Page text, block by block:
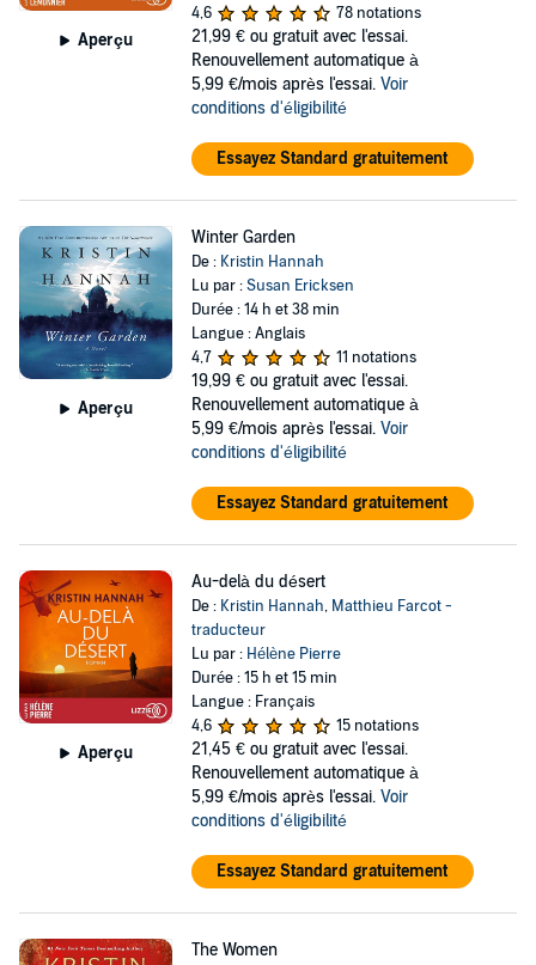
Aperçu
4,6
78 notations
21,99 € ou gratuit avec l'essai.
Renouvellement automatique à
5,99 €/mois après l'essai. Voir
conditions d'éligibilité
Essayez Standard gratuitement
Aperçu
Winter Garden
De : Kristin Hannah
Lu par :Susan Ericksen
Durée : 14 h et 38 min
Langue : Anglais
4,7
11 notations
19,99 € ou gratuit avec l'essai.
Renouvellement automatique à
5,99 €/mois après l'essai. Voir
conditions d'éligibilité
Essayez Standard gratuitement
Aperçu
Au-delà du désert
De : Kristin Hannah, Matthieu Farcot -
traducteur
Lu par : Hélène Pierre
Durée : 15 h et 15 min
Langue : Français
4,6
15 notations
21,45 € ou gratuit avec l'essai.
Renouvellement automatique à
5,99 €/mois après l'essai. Voir
conditions d'éligibilité
Essayez Standard gratuitement
The Women